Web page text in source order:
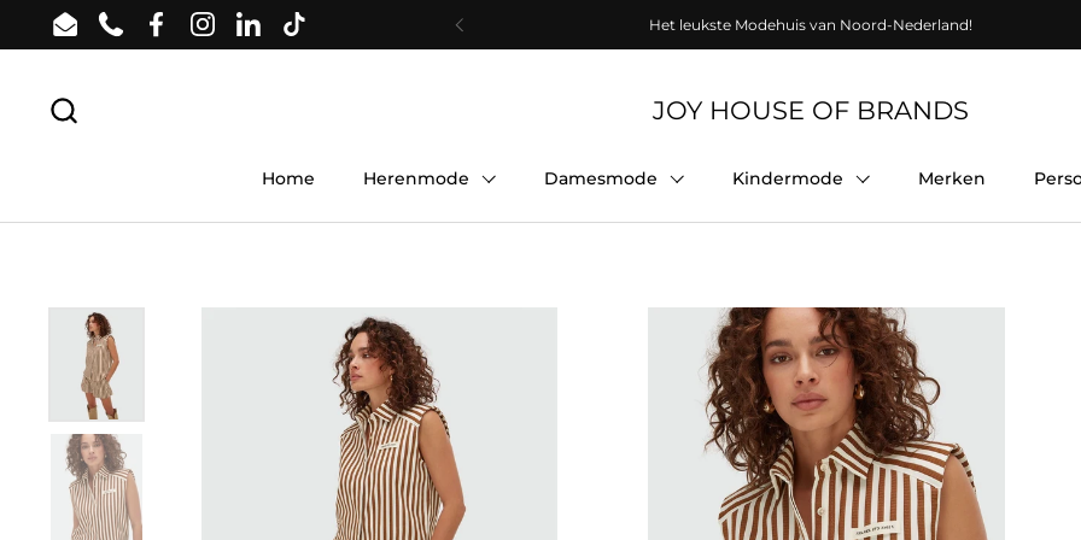
Ga naar content
EmailPhoneFacebookInstagram
LinkedInTikTok Vorige Het leukste Modehuis van Noord-Nederland!
JOY HOUSE OF BRANDS
Home Herenmode Damesmode Kindermode Merken